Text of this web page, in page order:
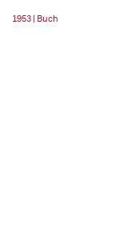
1953 | Buch